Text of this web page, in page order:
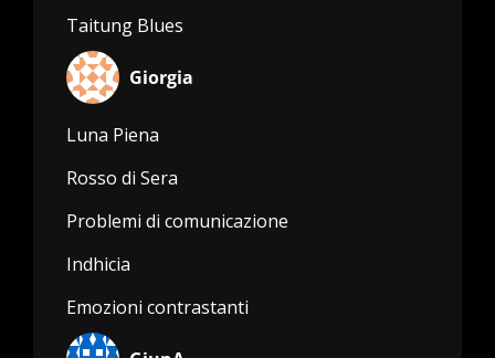
Taitung Blues
Giorgia
Luna Piena
Rosso di Sera
Problemi di comunicazione
Indhicia
Emozioni contrastanti